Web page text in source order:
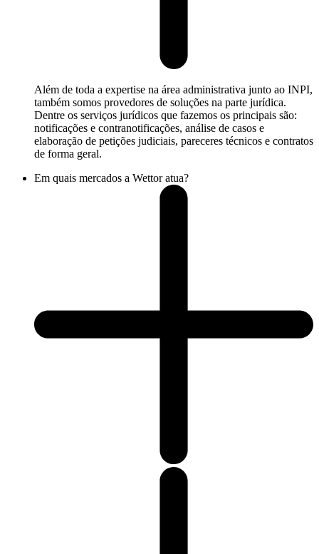
Além de toda a expertise na área administrativa junto ao INPI,
também somos provedores de soluções na parte jurídica.
Dentre os serviços jurídicos que fazemos os principais são:
notificações e contranotificações, análise de casos e
elaboração de petições judiciais, pareceres técnicos e contratos
de forma geral.
Em quais mercados a Wettor atua?